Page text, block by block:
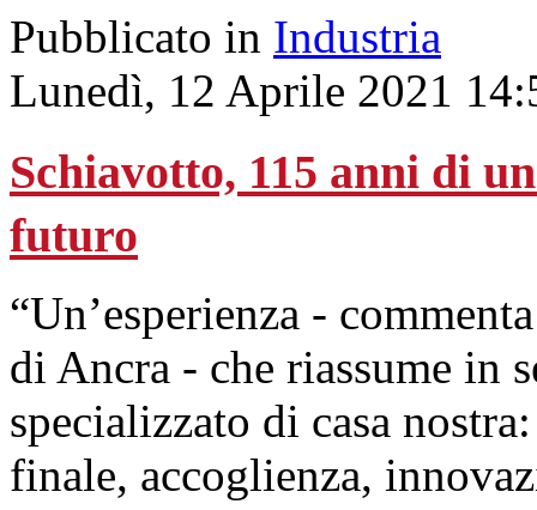
Pubblicato in Industria
Lunedì, 12 Aprile 2021
Schiavotto, 115 anni di
futuro
“Un’esperienza -
di Ancra - che riassume in
specializzato di casa
finale, accoglienza,